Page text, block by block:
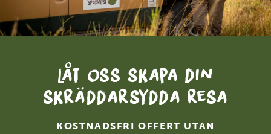
Låt oss skapa din
skräddarsydda resa
KOSTNADSFRI OFFERT UTAN